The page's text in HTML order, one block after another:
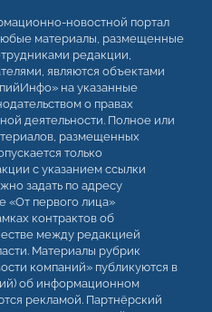
новостной портал
материалы, размещенные
редакции,
являются объектами
на указанные
о правах
деятельности. Полное или
размещенных
только
с указанием ссылки
задать по адресу
«От первого лица»
контрактов об
между редакцией
Материалы рубрик
компаний» публикуются в
об информационном
рекламой. Партнёрский